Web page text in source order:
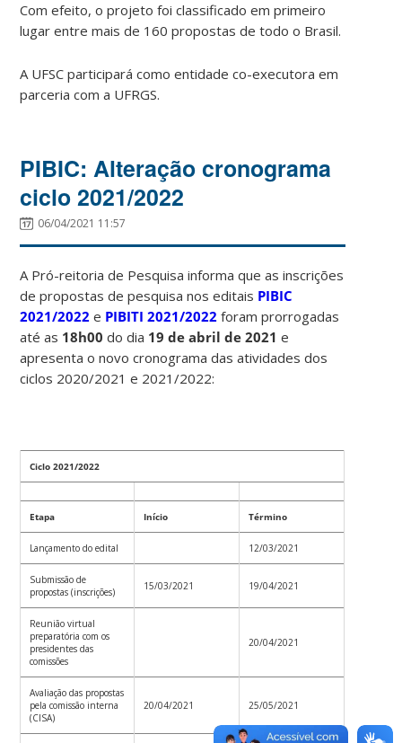
Com efeito, o projeto foi classificado em primeiro
lugar entre mais de 160 propostas de todo o Brasil.
A UFSC participará como entidade co-executora em
parceria com a UFRGS.
PIBIC: Alteração cronograma
ciclo 2021/2022
06/04/2021 11:57
A Pró-reitoria de Pesquisa informa que as inscrições
de propostas de pesquisa nos editais PIBIC
2021/2022 e PIBITI 2021/2022foram prorrogadas
até as 18h00 do dia 19 de abril de 2021 e
apresenta o novo cronograma das atividades dos
ciclos 2020/2021 e 2021/2022:
Ciclo 2021/2022
Etapa Início Término
Lançamento do edital 12/03/2021
Submissão de
propostas (inscrições)
15/03/2021 19/04/2021
Reunião virtual
preparatória com os
presidentes das
comissões
20/04/2021
Avaliação das propostas
pela comissão interna
(CISA)
20/04/2021 25/05/2021